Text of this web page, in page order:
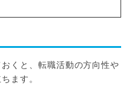
くと、転職活動の方向性や
ます。